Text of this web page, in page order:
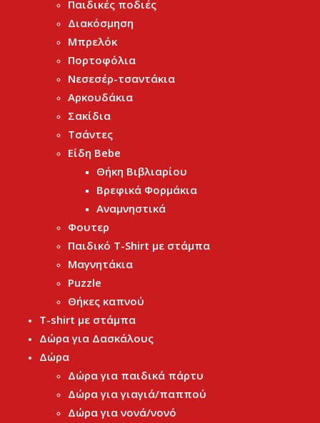
Παιδικές ποδιές
Διακόσμηση
Μπρελόκ
Πορτοφόλια
Νεσεσέρ-τσαντάκια
Αρκουδάκια
Σακίδια
Τσάντες
Είδη Bebe
Θήκη Βιβλιαρίου
Βρεφικά Φορμάκια
Αναμνηστικά
Φουτερ
Παιδικό T-Shirt με στάμπα
Μαγνητάκια
Puzzle
Θήκες καπνού
T-shirt με στάμπα
Δώρα για Δασκάλους
Δώρα
Δώρα για παιδικά πάρτυ
Δώρα για γιαγιά/παππού
Δώρα για νονά/νονό